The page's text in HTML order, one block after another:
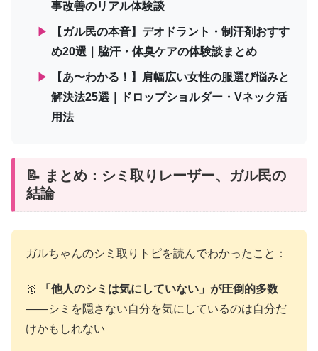
事改善のリアル体験談
▶
【ガル民の本音】デオドラント・制汗剤おすす
め20選｜脇汗・体臭ケアの体験談まとめ
▶
【あ〜わかる！】肩幅広い女性の服選び悩みと
解決法25選｜ドロップショルダー・Vネック活
用法
📝 まとめ：シミ取りレーザー、ガル民の
結論
ガルちゃんのシミ取りトピを読んでわかったこと：
🥇
「他人のシミは気にしていない」が圧倒的多数
——シミを隠さない自分を気にしているのは自分だ
けかもしれない